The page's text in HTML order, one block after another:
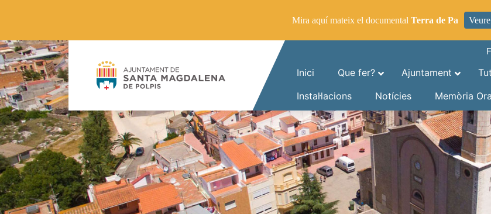
Inici
Que fer? Ajuntament
Instal·lacions
Notícies Memòria
Mira aquí mateix el documental Terra de Pa Veure